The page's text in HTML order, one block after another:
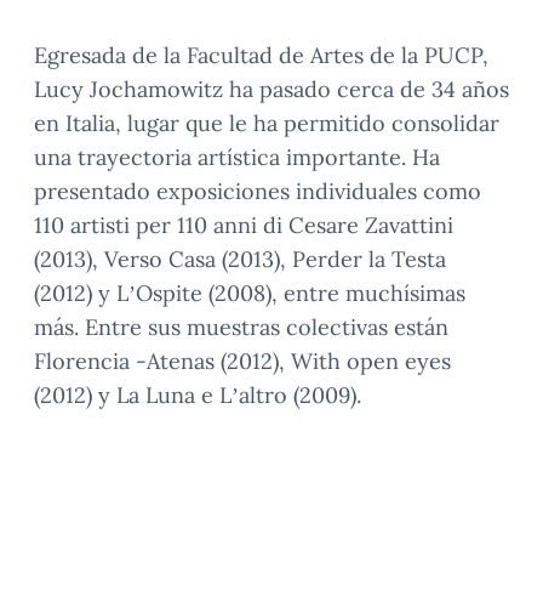
Egresada de la Facultad de Artes de la PUCP,
Lucy Jochamowitz ha pasado cerca de 34 años
en Italia, lugar que le ha permitido consolidar
una trayectoria artística importante. Ha
presentado exposiciones individuales como
110 artisti per 110 anni di Cesare Zavattini
(2013), Verso Casa (2013), Perder la Testa
(2012) y L’Ospite (2008), entre muchísimas
más. Entre sus muestras colectivas están
Florencia -Atenas (2012), With open eyes
(2012) y La Luna e L’altro (2009).